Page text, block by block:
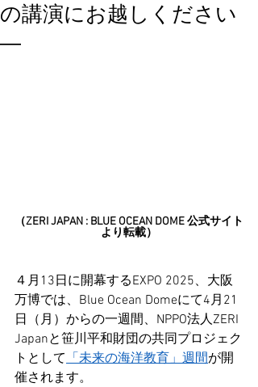
の講演にお越しください
―
（ZERI JAPAN : BLUE OCEAN DOME 公式サイト
より転載）
４月13日に開幕するEXPO 2025、大阪
万博では、Blue Ocean Domeにて4月21
日（月）からの一週間、NPPO法人ZERI
Japanと笹川平和財団の共同プロジェク
トとして 「未来の海洋教育」週間が開
催されます。